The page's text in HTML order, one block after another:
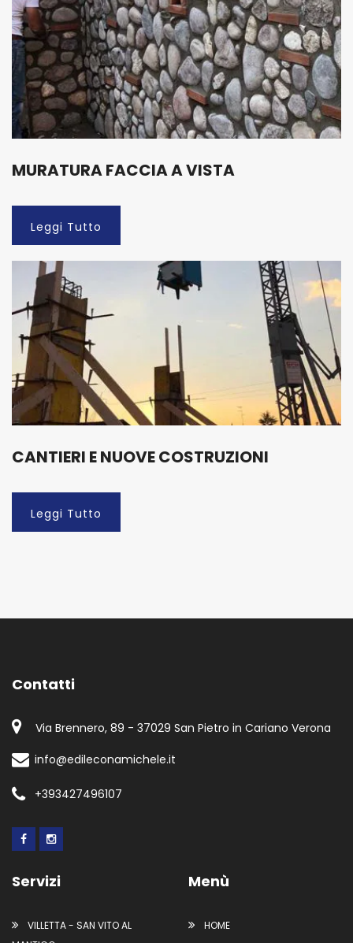
MURATURA FACCIA A VISTA
Leggi Tutto
CANTIERI E NUOVE COSTRUZIONI
Leggi Tutto
Contatti
Via Brennero, 89 - 37029 San Pietro in Cariano Verona
info@edileconamichele.it
+393427496107
Servizi
VILLETTA - SAN VITO AL
Menù
HOME